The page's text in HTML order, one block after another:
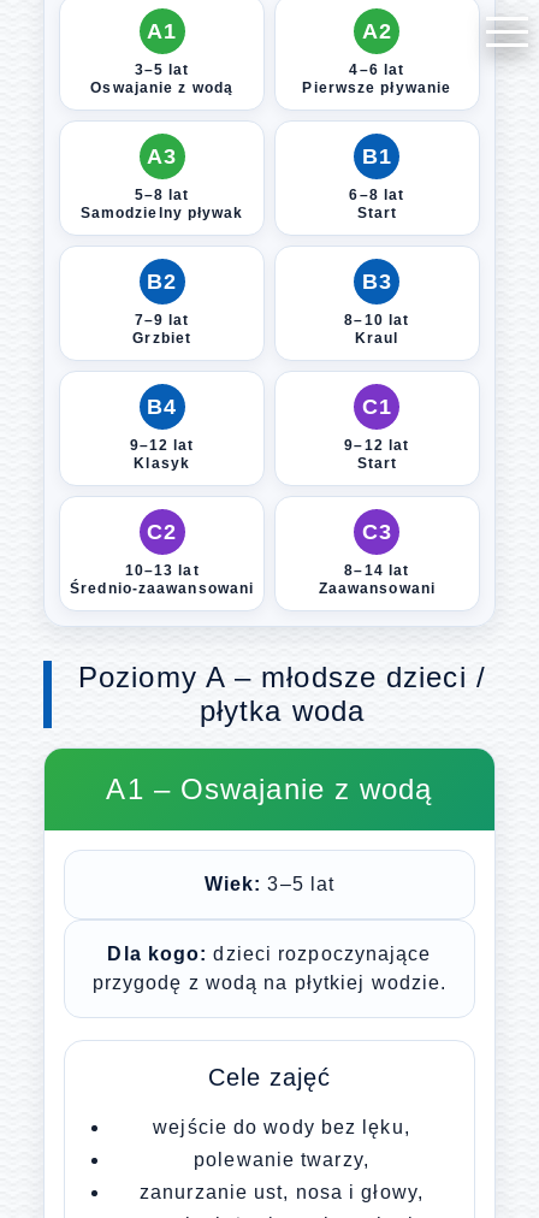
A1
3–5 lat
Oswajanie z wodą
A2
4–6 lat
Pierwsze pływanie
A3
5–8 lat
Samodzielny pływak
B1
6–8 lat
Start
B2
7–9 lat
Grzbiet
B3
8–10 lat
Kraul
B4
9–12 lat
Klasyk
C1
9–12 lat
Start
C2
10–13 lat
Średnio-zaawansowani
C3
8–14 lat
Zaawansowani
Poziomy A – młodsze dzieci /
płytka woda
A1 – Oswajanie z wodą
Wiek: 3–5 lat
Dla kogo: dzieci rozpoczynające
przygodę z wodą na płytkiej wodzie.
Cele zajęć
wejście do wody bez lęku,
polewanie twarzy,
zanurzanie ust, nosa i głowy,